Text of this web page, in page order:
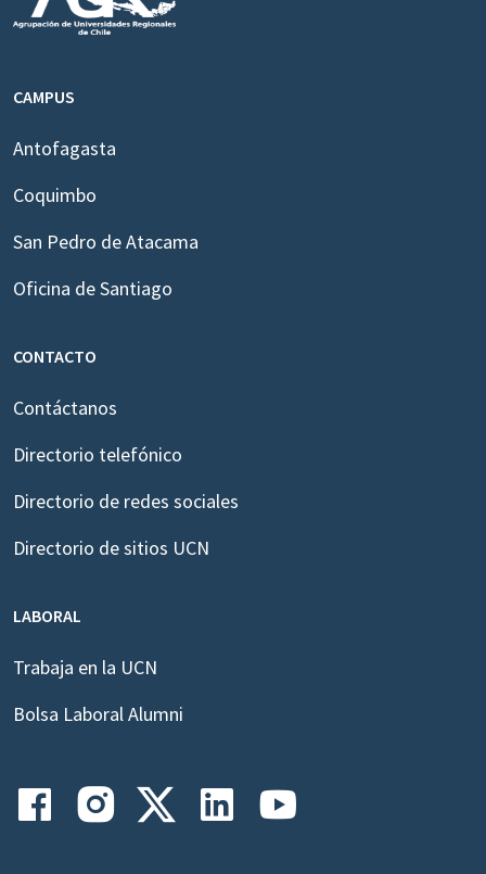
CAMPUS
Antofagasta
Coquimbo
San Pedro de Atacama
Oficina de Santiago
CONTACTO
Contáctanos
Directorio telefónico
Directorio de redes sociales
Directorio de sitios UCN
LABORAL
Trabaja en la UCN
Bolsa Laboral Alumni